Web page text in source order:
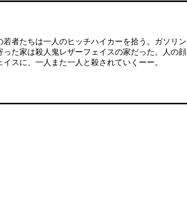
者たちは一人のヒッチハイカーを拾う。ガソリン
た家は殺人鬼レザーフェイスの家だった。人の顔
スに、一人また一人と殺されていくーー。